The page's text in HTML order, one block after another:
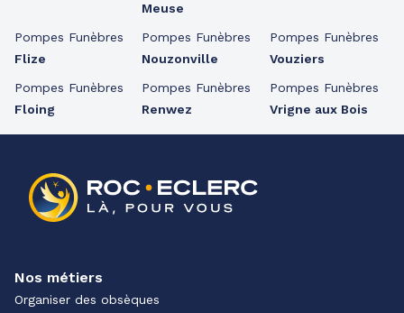
Pompes Funèbres
Flize
Pompes Funèbres
Floing
Meuse
Pompes Funèbres
Nouzonville
Pompes Funèbres
Renwez
Pompes Funèbres
Vouziers
Pompes Funèbres
Vrigne aux Bois
Nos métiers
Organiser des obsèques